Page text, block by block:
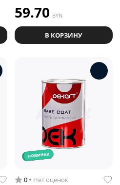
59.70 BYN
В КОРЗИНУ
новинка
0 Нет оценок